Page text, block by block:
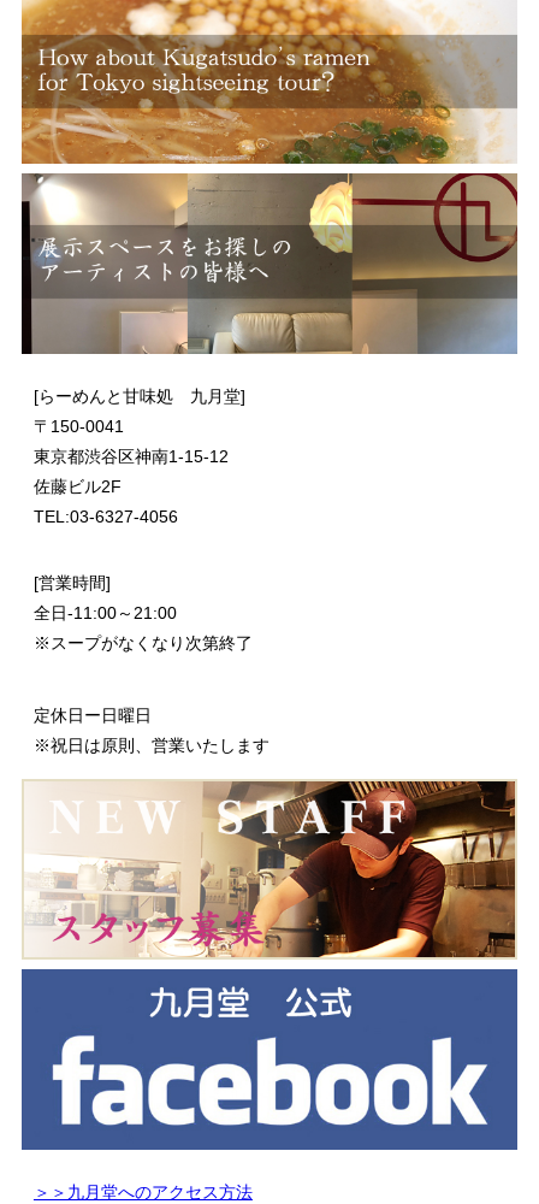
[らーめんと甘味処 九月堂]
〒 150-0041
東京都渋谷区神南1-15-12
佐藤ビル2F
TEL:03-6327-4056
[営業時間]
全日-11:00～21:00
※スープがなくなり次第終了
定休日ー日曜日
※祝日は原則、営業いたします
＞＞九月堂へのアクセス方法